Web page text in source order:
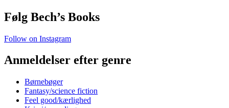
Følg Bech’s Books
Follow on Instagram
Anmeldelser efter genre
Børnebøger
Fantasy/science fiction
Feel good/kærlighed